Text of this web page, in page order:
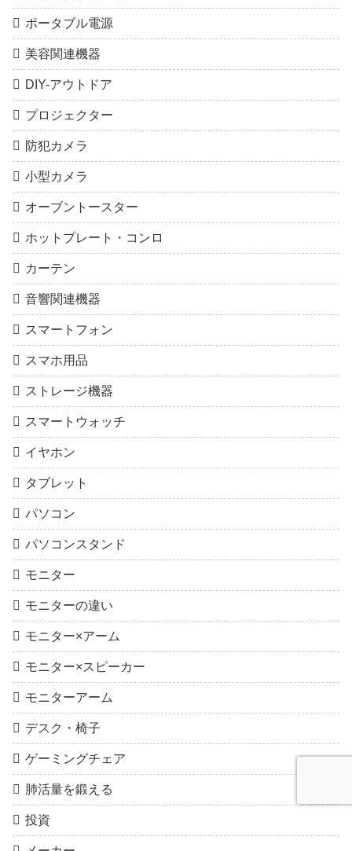
ポータブル電源
美容関連機器
DIY-アウトドア
プロジェクター
防犯カメラ
小型カメラ
オーブントースター
ホットプレート・コンロ
カーテン
音響関連機器
スマートフォン
スマホ用品
ストレージ機器
スマートウォッチ
イヤホン
タブレット
パソコン
パソコンスタンド
モニター
モニターの違い
モニター×アーム
モニター×スピーカー
モニターアーム
デスク・椅子
ゲーミングチェア
肺活量を鍛える
投資